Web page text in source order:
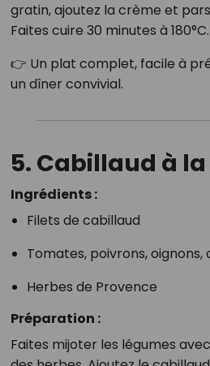
gratin, ajoutez la crème et
Faites cuire 30 minutes à 180°C.
👉 Un plat complet, facile à
un dîner convivial.
5. Cabillaud à
Ingrédients :
Filets de cabillaud
Tomates, poivrons, oignons,
Herbes de Provence
Préparation :
Faites mijoter les légumes avec